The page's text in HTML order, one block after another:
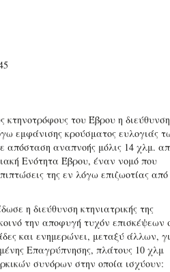
κτηνοτρόφους του Έβρου η διεύθυνση
εμφάνισης κρούσματος ευλογιάς
απόσταση αναπνοής μόλις 14 χλμ.
Ενότητα Έβρου, έναν νομό που
της εν λόγω επιζωοτίας από
η διεύθυνση κτηνιατρικής της
την αποφυγή τυχόν επισκέψεων
και ενημερώνει, μεταξύ άλλων,
Επαγρύπνησης, πλάτους 10 χλμ
συνόρων στην οποία ισχύουν: